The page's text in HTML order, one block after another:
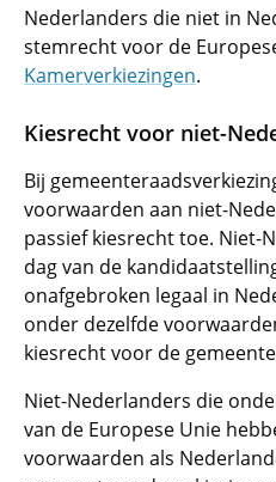
Nederlanders die niet in
stemrecht voor de
Kamerverkiezingen.
Kiesrecht voor niet-
Bij
voorwaarden aan niet-
passief kiesrecht toe. Niet-
dag van de
onafgebroken legaal in
onder dezelfde
kiesrecht voor de
Niet-Nederlanders die
van de Europese Unie
voorwaarden als